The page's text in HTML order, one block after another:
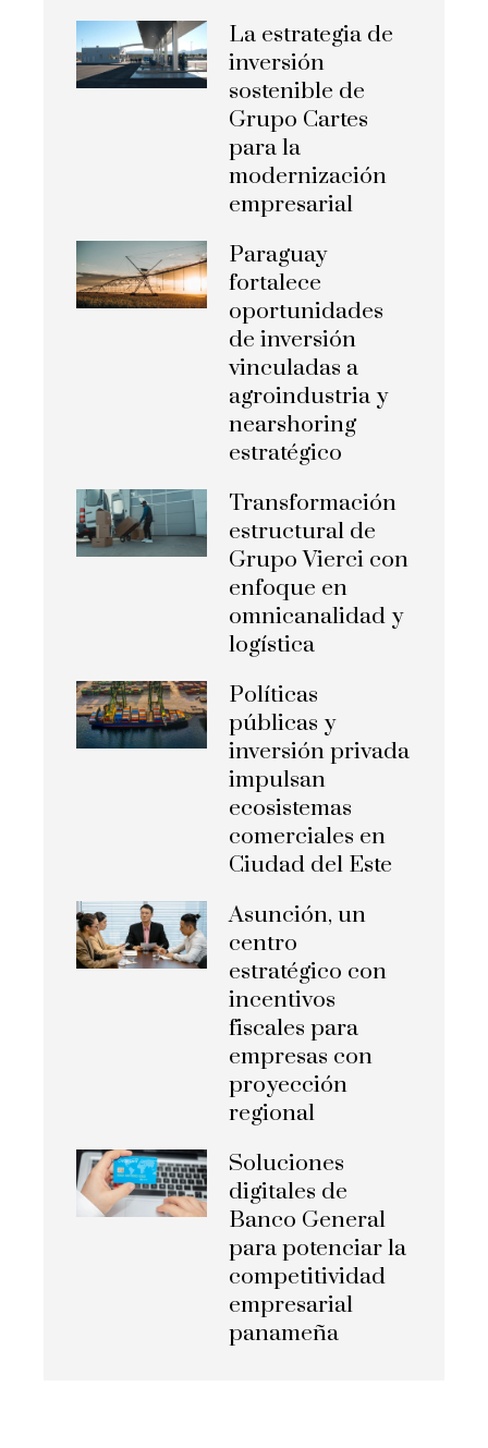
La estrategia de
inversión
sostenible de
Grupo Cartes
para la
modernización
empresarial
Paraguay
fortalece
oportunidades
de inversión
vinculadas a
agroindustria y
nearshoring
estratégico
Transformación
estructural de
Grupo Vierci con
enfoque en
omnicanalidad y
logística
Políticas
públicas y
inversión privada
impulsan
ecosistemas
comerciales en
Ciudad del Este
Asunción, un
centro
estratégico con
incentivos
fiscales para
empresas con
proyección
regional
Soluciones
digitales de
Banco General
para potenciar la
competitividad
empresarial
panameña